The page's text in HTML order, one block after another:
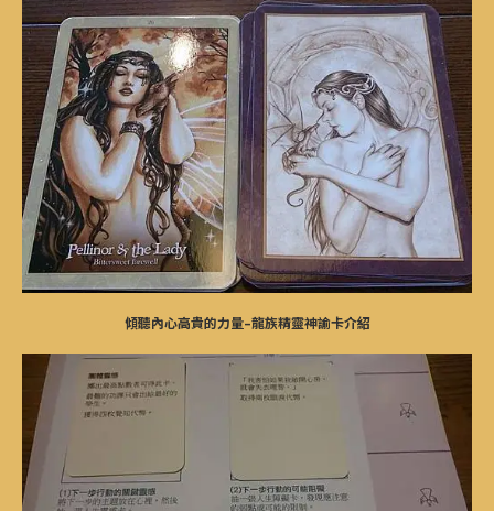
傾聽內心高貴的力量–龍族精靈神諭卡介紹